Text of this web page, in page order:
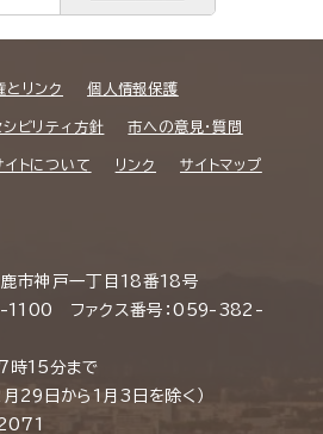
とリンク 個人情報保護
シビリティ方針 市への意見・質問
イトについて リンク サイトマップ
神戸一丁目18番18号
1100 ファクス番号：059-382-
時15分まで
月29日から1月3日を除く）